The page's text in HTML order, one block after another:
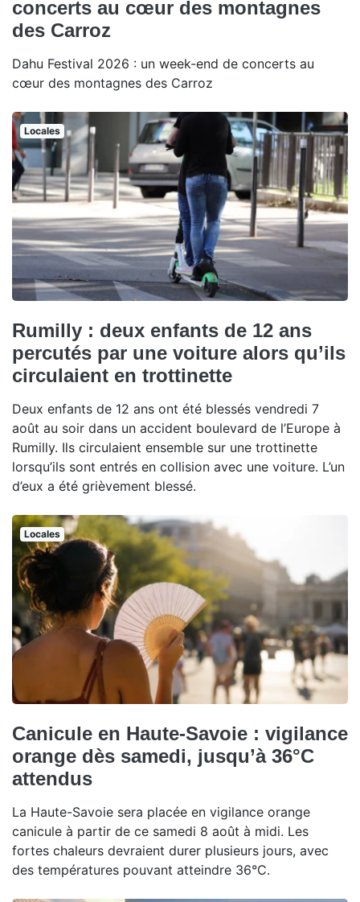
concerts au cœur des montagnes
des Carroz
Dahu Festival 2026 : un week-end de concerts au
cœur des montagnes des Carroz
Locales
Rumilly : deux enfants de 12 ans
percutés par une voiture alors qu’ils
circulaient en trottinette
Deux enfants de 12 ans ont été blessés vendredi 7
août au soir dans un accident boulevard de l’Europe à
Rumilly. Ils circulaient ensemble sur une trottinette
lorsqu’ils sont entrés en collision avec une voiture. L’un
d’eux a été grièvement blessé.
Locales
Canicule en Haute-Savoie : vigilance
orange dès samedi, jusqu’à 36°C
attendus
La Haute-Savoie sera placée en vigilance orange
canicule à partir de ce samedi 8 août à midi. Les
fortes chaleurs devraient durer plusieurs jours, avec
des températures pouvant atteindre 36°C.